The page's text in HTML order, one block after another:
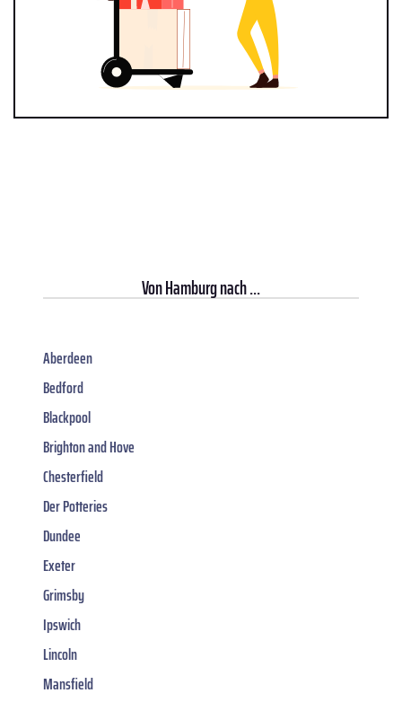
VonHamburgnach ...
Aberdeen
Bedford
Blackpool
Brighton and Hove
Chesterfield
Der Potteries
Dundee
Exeter
Grimsby
Ipswich
Lincoln
Mansfield